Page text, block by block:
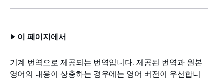
이 페이지에서
기계 번역으로 제공되는 번역입니다. 제공된 번역과 원본
영어의 내용이 상충하는 경우에는 영어 버전이 우선합니